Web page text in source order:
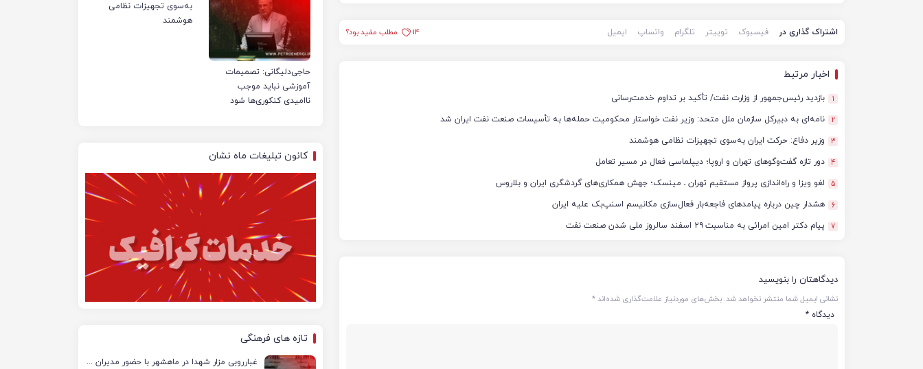
اشتراک گذاری در فیسبوک توییتر تلگرام واتساپ ایمیل 14 مطلب مفید بود؟
اخبار مرتبط
1 بازدید رئیس‌جمهور از وزارت نفت/ تأکید بر تداوم خدمت‌رسانی
2 نامه‌ای به دبیرکل سازمان ملل متحد: وزیر نفت خواستار محکومیت حمله‌ها به تأسیسات صنعت نفت ایران شد
3 وزیر دفاع: حرکت ایران به‌سوی تجهیزات نظامی هوشمند
4 دور تازه گفت‌وگوهای تهران و اروپا؛ دیپلماسی فعال در مسیر تعامل
5 لغو ویزا و راه‌اندازی پرواز مستقیم تهران ـ مینسک؛ جهش همکاری‌های گردشگری ایران و بلاروس
6 هشدار چین درباره پیامدهای فاجعه‌بار فعال‌سازی مکانیسم اسنپ‌بک علیه ایران
7 پیام دکتر امین امرائی به مناسبت ۲۹ اسفند سالروز ملی شدن صنعت نفت
دیدگاهتان را بنویسید
نشانی ایمیل شما منتشر نخواهد شد. بخش‌های موردنیاز علامت‌گذاری شده‌اند*
دیدگاه *
حاجی‌دلیگانی: تصمیمات
آموزشی نباید موجب
ناامیدی کنکوری‌ها شود
به‌سوی تجهیزات نظامی
هوشمند
کانون تبلیغات ماه نشان
تازه های فرهنگی
غبارروبی مزار شهدا در ماهشهر با حضور مدیران پتروشیمی اروند و مسئولان شهری